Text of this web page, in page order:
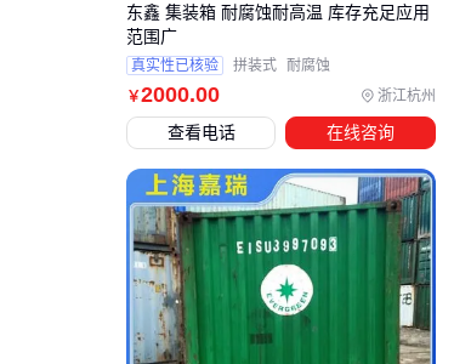
￥2000.00 浙江杭州
东鑫 集装箱 耐腐蚀耐高温 库存充足应用
范围广
真实性已核验 拼装式 耐腐蚀
查看电话 在线咨询